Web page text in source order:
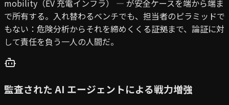
mobility（EV 充電インフラ） — が安全ケースを端から端ま
で所有する。入れ替わるベンチでも、担当者のピラミッドで
もない：危険分析からそれを締めくくる証拠まで、論証に対
して責任を負う一人の人間だ。
監査された AI エージェントによる戦力増強